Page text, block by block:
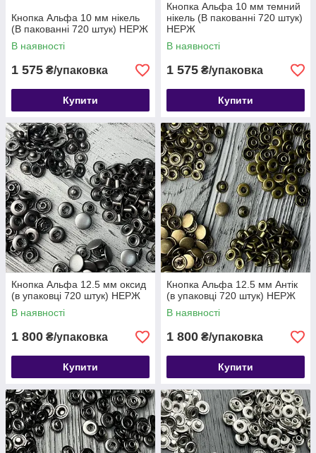
Кнопка Альфа 10 мм нікель
(В пакованні 720 штук) НЕРЖ
В наявності
1 575 ₴/упаковка
Купити
Кнопка Альфа 10 мм темний
нікель (В пакованні 720 штук)
НЕРЖ
В наявності
1 575 ₴/упаковка
Купити
Кнопка Альфа 12.5 мм оксид
(в упаковці 720 штук) НЕРЖ
В наявності
1 800 ₴/упаковка
Купити
Кнопка Альфа 12.5 мм Антік
(в упаковці 720 штук) НЕРЖ
В наявності
1 800 ₴/упаковка
Купити